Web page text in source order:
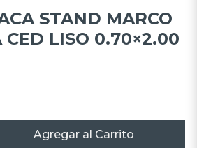
STAND MARCO
CED LISO 0.70×2.00
Agregar al Carrito